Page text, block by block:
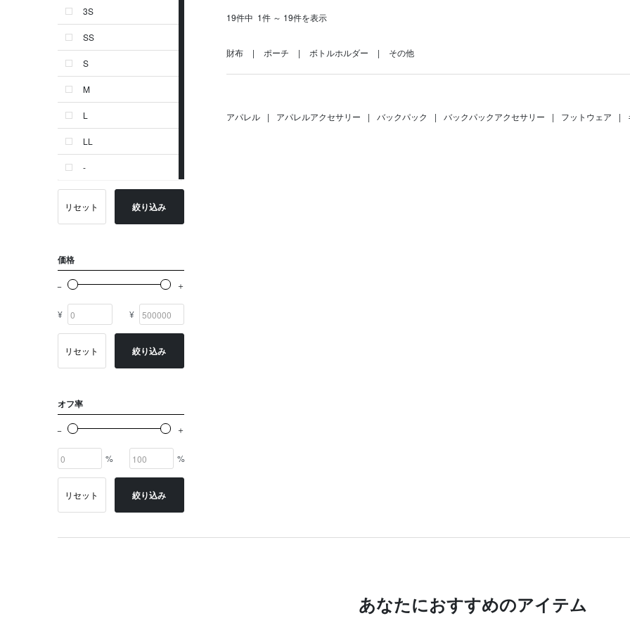
ゴールド系
その他
イニシャル
OTHERS
3S
SS
S
M
L
LL
-
リセット 絞り込み
価格
¥ ¥
リセット 絞り込み
オフ率
% %
リセット 絞り込み
19件中 1件 ～ 19件を表示
財布 ポーチ ボトルホルダー その他
アパレル | アパレルアクセサリー | バックパック | バックパックアクセサリー | フットウェア |
あなたにおすすめのアイテム